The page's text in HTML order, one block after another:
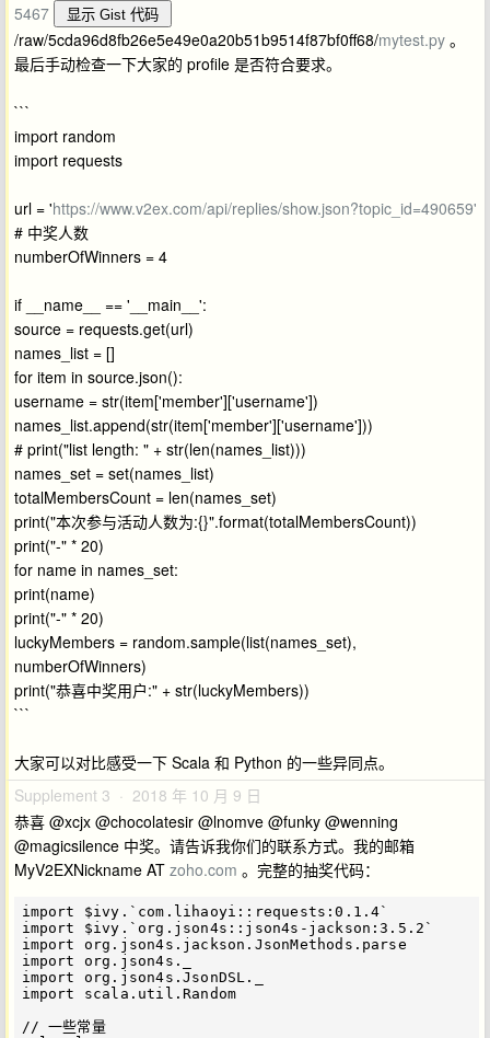
5467
显示 Gist 代码
/raw/5cda96d8fb26e5e49e0a20b51b9514f87bf0ff68/mytest.py 。
最后手动检查一下大家的 profile 是否符合要求。
```
import random
import requests
url = 'https://www.v2ex.com/api/replies/show.json?topic_id=490659'
# 中奖人数
numberOfWinners = 4
if __name__ == '__main__':
source = requests.get(url)
names_list = []
for item in source.json():
username = str(item['member']['username'])
names_list.append(str(item['member']['username']))
# print("list length: " + str(len(names_list)))
names_set = set(names_list)
totalMembersCount = len(names_set)
print("本次参与活动人数为:{}".format(totalMembersCount))
print("-" * 20)
for name in names_set:
print(name)
print("-" * 20)
luckyMembers = random.sample(list(names_set),
numberOfWinners)
print("恭喜中奖用户:" + str(luckyMembers))
```
大家可以对比感受一下 Scala 和 Python 的一些异同点。
Supplement 3 · 2018 年 10 月 9 日
恭喜 @xcjx @chocolatesir @lnomve @funky @wenning
@magicsilence 中奖。请告诉我你们的联系方式。我的邮箱
MyV2EXNickname AT zoho.com 。完整的抽奖代码：
import $ivy.`com.lihaoyi::requests:0.1.4`
import $ivy.`org.json4s::json4s-jackson:3.5.2`
import org.json4s.jackson.JsonMethods.parse
import org.json4s._
import org.json4s.JsonDSL._
import scala.util.Random
// 一些常量